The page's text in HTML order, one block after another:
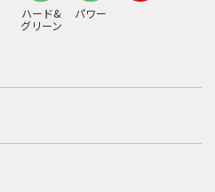
ハード&
グリーン
パワー